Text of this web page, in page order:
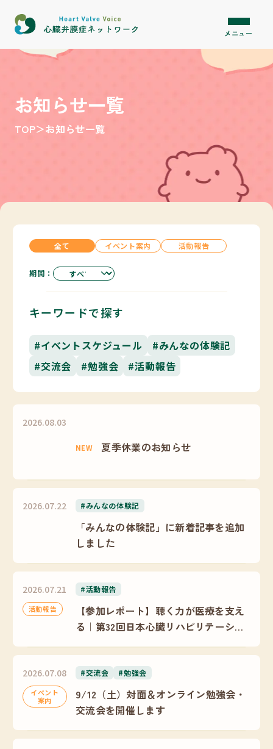
メニュー
お知らせ一覧
TOP＞お知らせ一覧
全て イベント案内 活動報告
期間：
キーワードで探す
#イベントスケジュール
#みんなの体験記
#交流会
#勉強会 #活動報告
2026.08.03
NEW 夏季休業のお知らせ
2026.07.22
「みんなの体験記」に新着記事を追加
しました
#みんなの体験記
2026.07.21
活動報告
【参加レポート】聴く力が医療を支え
る｜第32回日本心臓リハビリテーショ
#活動報告
2026.07.08
イベント
案内
9/12（土）対面＆オンライン勉強会・
交流会を開催します
#交流会 #勉強会